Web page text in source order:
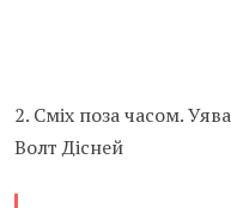
2. Сміх поза часом.
Волт Дісней